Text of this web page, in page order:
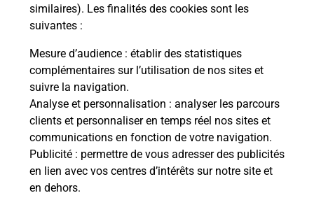
similaires). Les finalités des cookies sont les
suivantes :
Mesure d’audience : établir des statistiques
complémentaires sur l’utilisation de nos sites et
suivre la navigation.
Analyse et personnalisation : analyser les parcours
clients et personnaliser en temps réel nos sites et
communications en fonction de votre navigation.
Publicité : permettre de vous adresser des publicités
en lien avec vos centres d’intérêts sur notre site et
en dehors.
Boîte aux Lettres La Poste
Collecte du courrier aujourd'hui à 08h30
1 Place Du Marche
14330 Le Molay Littry
Le lien s'ouvre dans un nouvel onglet